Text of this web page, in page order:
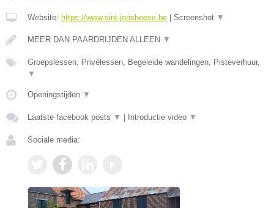
Website: https://www.sint-jorishoeve.be Screenshot ▼
MEER DAN PAARDRIJDEN ALLEEN ▼
Groepslessen, Privélessen, Begeleide wandelingen, Pisteverhuur,
▼
Openingstijden ▼
Laatste facebook posts ▼ Introductie video ▼
Sociale media: